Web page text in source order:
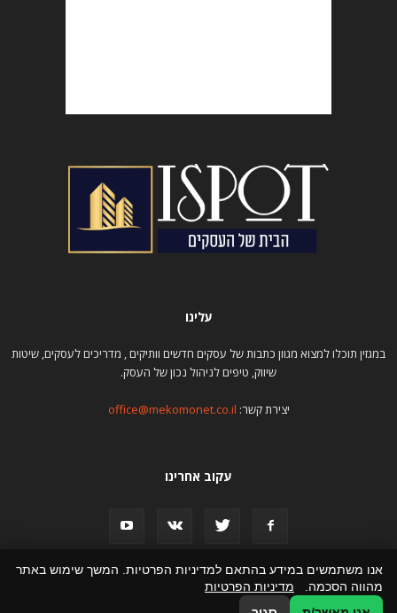
עלינו
במגזין תוכלו למצוא מגוון כתבות של עסקים חדשים וותיקים , מדריכים לעסקים, שיטות
שיווק, טיפים לניהול נכון של העסק.
יצירת קשר: office@mekomonet.co.il
עקוב אחרינו
פרסום כתבות תמיכה הצהרת נגישות
אנו משתמשים במידע בהתאם למדיניות הפרטיות. המשך שימוש באתר
מהווה הסכמה. מדיניות הפרטיות